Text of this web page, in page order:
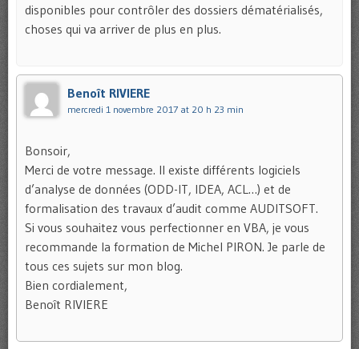
disponibles pour contrôler des dossiers dématérialisés,
choses qui va arriver de plus en plus.
Benoît RIVIERE
mercredi 1 novembre 2017 at 20 h 23 min
Bonsoir,
Merci de votre message. Il existe différents logiciels
d’analyse de données (ODD-IT, IDEA, ACL…) et de
formalisation des travaux d’audit comme AUDITSOFT.
Si vous souhaitez vous perfectionner en VBA, je vous
recommande la formation de Michel PIRON. Je parle de
tous ces sujets sur mon blog.
Bien cordialement,
Benoît RIVIERE